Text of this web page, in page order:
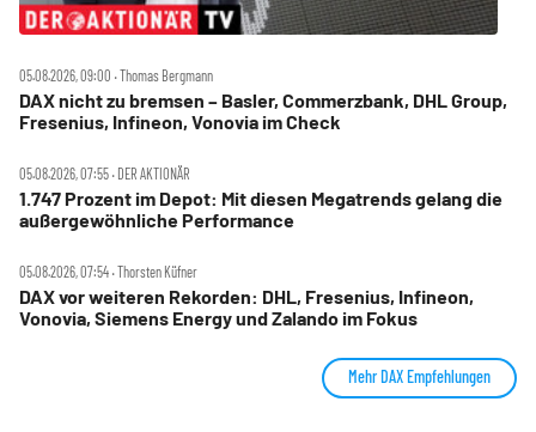
05.08.2026, 09:00 ‧ Thomas Bergmann
DAX nicht zu bremsen – Basler, Commerzbank, DHL Group,
Fresenius, Infineon, Vonovia im Check
05.08.2026, 07:55 ‧ DER AKTIONÄR
1.747 Prozent im Depot: Mit diesen Megatrends gelang die
außergewöhnliche Performance
05.08.2026, 07:54 ‧ Thorsten Küfner
DAX vor weiteren Rekorden: DHL, Fresenius, Infineon,
Vonovia, Siemens Energy und Zalando im Fokus
Mehr DAX Empfehlungen